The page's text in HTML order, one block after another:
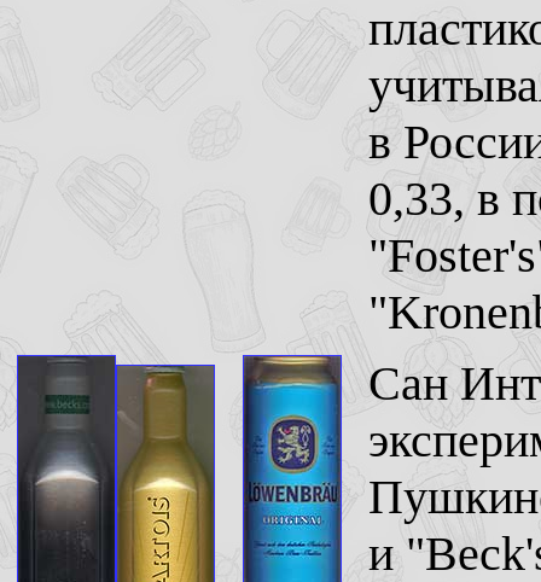
в
0,33, в
Сан
и